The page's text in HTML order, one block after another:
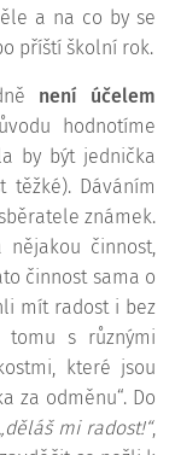
a na co by se
příští školní rok.
není účelem
hodnotíme
by být jednička
Dáváním
známek.
nějakou činnost,
činnost sama o
mít radost i bez
tomu s různými
které jsou
za odměnu“. Do
„děláš mi radost!“,